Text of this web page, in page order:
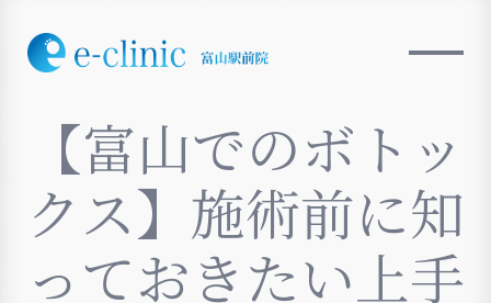
【富山でのボトッ
クス】施術前に知
っておきたい上手